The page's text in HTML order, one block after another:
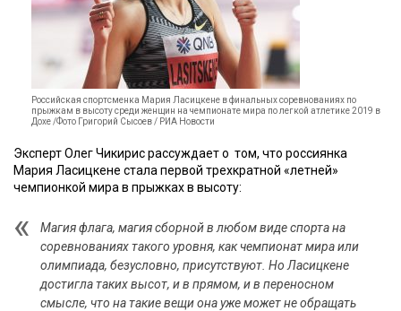
Российская спортсменка Мария Ласицкене в финальных соревнованиях по
прыжкам в высоту среди женщин на чемпионате мира по легкой атлетике 2019 в
Дохе /Фото Григорий Сысоев / РИА Новости
Эксперт Олег Чикирис рассуждает о том, что россиянка
Мария Ласицкене стала первой трехкратной «летней»
чемпионкой мира в прыжках в высоту:
Магия флага, магия сборной в любом виде спорта на
соревнованиях такого уровня, как чемпионат мира или
олимпиада, безусловно, присутствуют. Но Ласицкене
достигла таких высот, и в прямом, и в переносном
смысле, что на такие вещи она уже может не обращать